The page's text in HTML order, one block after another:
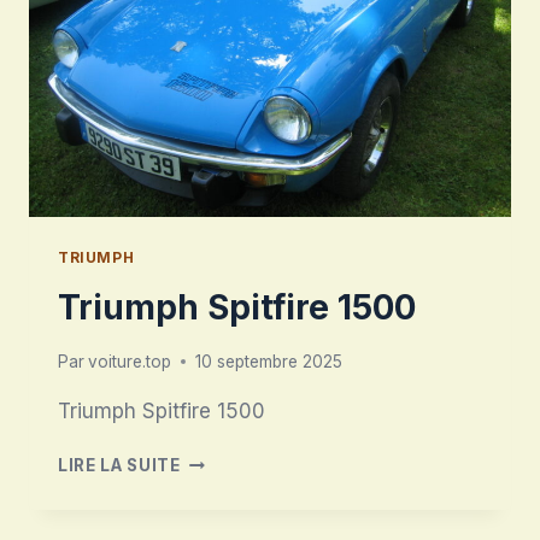
TRIUMPH
Triumph Spitfire 1500
Parvoiture.top 10 septembre 2025
Triumph Spitfire 1500
LIRE LA SUITETRIUMPH